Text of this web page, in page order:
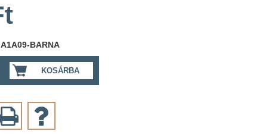
A1A09-BARNA
KOSÁRBA